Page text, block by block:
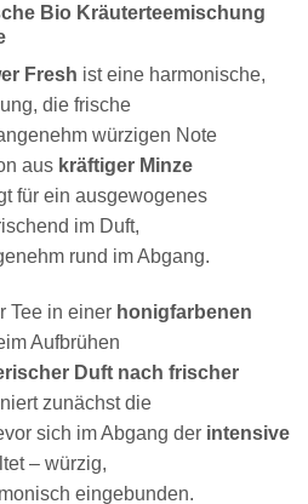
Bio Kräuterteemischung
Fresh ist eine harmonische,
die frische
würzigen Note
aus kräftiger Minze
für ein ausgewogenes
im Duft,
rund im Abgang.
Tee in einer honigfarbenen
Aufbrühen
Duft nach frischer
zunächst die
sich im Abgang der intensive
– würzig,
eingebunden.